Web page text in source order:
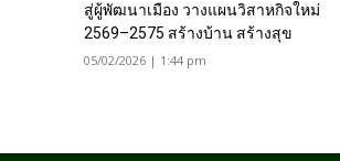
สู่ผู้พัฒนาเมือง วางแผนวิสาหกิจใหม่
2569–2575 สร้างบ้าน สร้างสุข
05/02/2026 | 1:44 pm